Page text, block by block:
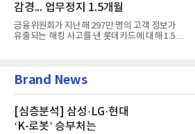
감경... 업무정지 1.5개월
금융위원회가 지난해 297만 명의 고객 정보가
유출되는 해킹 사고를 낸 롯데카드에 대해 1.5개
Brand News
[심층분석] 삼성·LG·현대
‘K-로봇’ 승부처는